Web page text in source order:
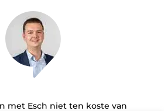
met Esch niet ten koste van